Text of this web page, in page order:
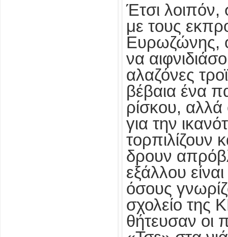
Έτσι
με τους
Ευρωζώνης,
να
αλαζόνες
βέβαια ένα
ρίσκου, αλλά
για την
τορπιλίζουν
δρουν
εξάλλου
όσους
σχολείο της
θήτευσαν οι